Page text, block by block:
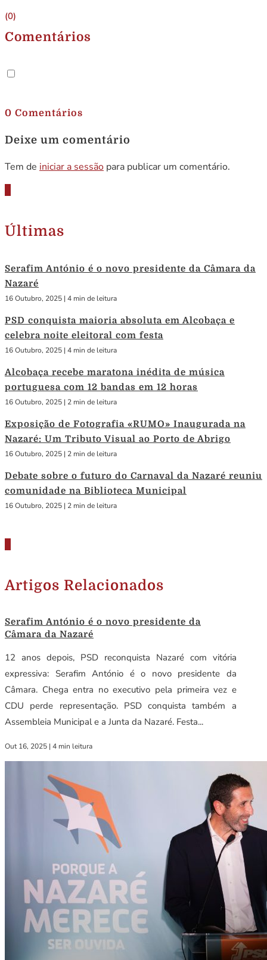
(0)
Comentários
0 Comentários
Deixe um comentário
Tem de iniciar a sessão para publicar um comentário.
Últimas
Serafim António é o novo presidente da Câmara da
Nazaré
16 Outubro, 2025 | 4 min de leitura
PSD conquista maioria absoluta em Alcobaça e
celebra noite eleitoral com festa
16 Outubro, 2025 | 4 min de leitura
Alcobaça recebe maratona inédita de música
portuguesa com 12 bandas em 12 horas
16 Outubro, 2025 | 2 min de leitura
Exposição de Fotografia «RUMO» Inaugurada na
Nazaré: Um Tributo Visual ao Porto de Abrigo
16 Outubro, 2025 | 2 min de leitura
Debate sobre o futuro do Carnaval da Nazaré reuniu
comunidade na Biblioteca Municipal
16 Outubro, 2025 | 2 min de leitura
Artigos Relacionados
Serafim António é o novo presidente da
Câmara da Nazaré
12 anos depois, PSD reconquista Nazaré com vitória
expressiva: Serafim António é o novo presidente da
Câmara. Chega entra no executivo pela primeira vez e
CDU perde representação. PSD conquista também a
Assembleia Municipal e a Junta da Nazaré. Festa...
Out 16, 2025 | 4 min leitura